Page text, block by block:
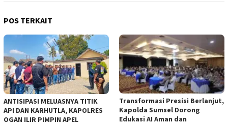
POS TERKAIT
ANTISIPASI MELUASNYA TITIK
API DAN KARHUTLA, KAPOLRES
OGAN ILIR PIMPIN APEL
Transformasi Presisi Berlanjut,
Kapolda Sumsel Dorong
Edukasi AI Aman dan